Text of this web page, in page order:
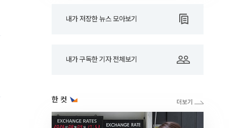
내가 저장한 뉴스 모아보기
내가 구독한 기자 전체보기
한 컷